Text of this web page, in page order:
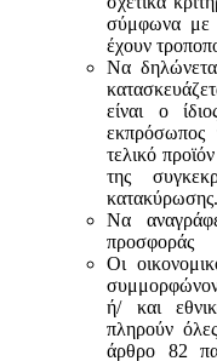
σύμφωνα με
έχουν
Να
είναι ο
εκπρόσωπος
τελικό
της
κατακύρωσης.
Να
προσφοράς
Οι
ή/ και
πληρούν
άρθρο 82